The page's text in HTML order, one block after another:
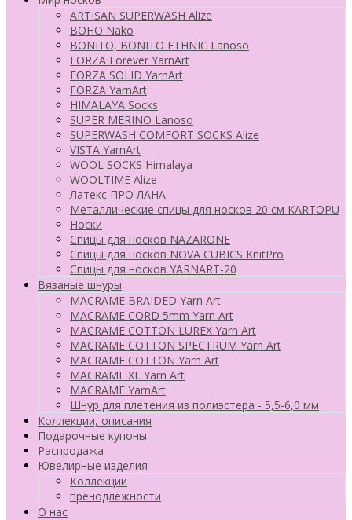
ARTISAN SUPERWASH Alize
BOHO Nako
BONITO, BONITO ETHNIC Lanoso
FORZA Forever YarnArt
FORZA SOLID YarnArt
FORZA YarnArt
HIMALAYA Socks
SUPER MERINO Lanoso
SUPERWASH COMFORT SOCKS Alize
VISTA YarnArt
WOOL SOCKS Himalaya
WOOLTIME Alize
Латекс ПРО ЛАНА
Металлические спицы для носков 20 см KARTOPU
Носки
Спицы для носков NAZARONE
Спицы для носков NOVA CUBICS KnitPro
Спицы для носков YARNART-20
Вязаные шнуры
MACRAME BRAIDED Yarn Art
MACRAME CORD 5mm Yarn Art
MACRAME COTTON LUREX Yarn Art
MACRAME COTTON SPECTRUM Yarn Art
MACRAME COTTON Yarn Art
MACRAME XL Yarn Art
MACRAME YarnArt
Шнур для плетения из полиэстера - 5,5-6,0 мм
Коллекции, описания
Подарочные купоны
Распродажа
Ювелирные изделия
Коллекции
пренодлежности
О нас